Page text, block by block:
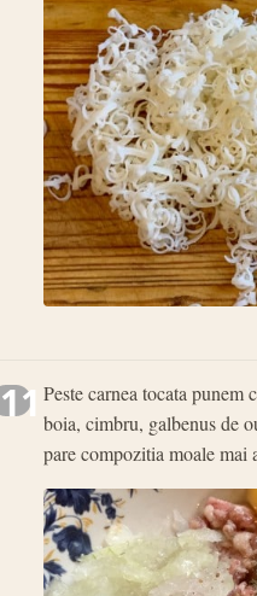
11 Peste carnea tocata punem
boia, cimbru, galbenus de
pare compozitia moale mai